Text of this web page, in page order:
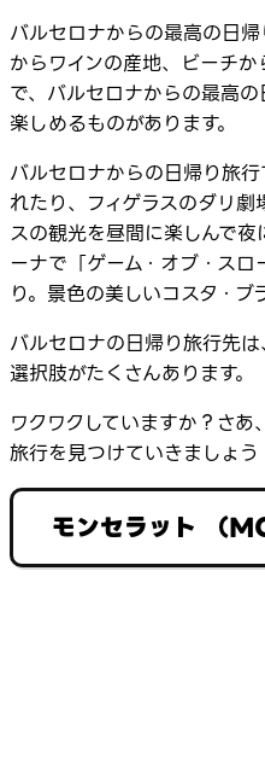
バルセロナからの最高の日
からワインの産地、ビーチ
で、バルセロナからの最高
楽しめるものがあります。
バルセロナからの日帰り旅
れたり、フィゲラスのダリ
スの観光を昼間に楽しんで
ーナで「ゲーム・オブ・ス
り。景色の美しいコスタ・ブ
バルセロナの日帰り旅行先
選択肢がたくさんあります。
ワクワクしていますか？さ
旅行を見つけていきましょう
モンセラット （